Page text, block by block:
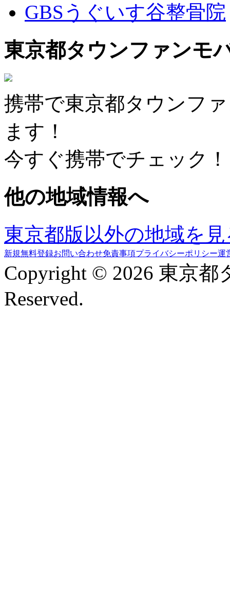
GBSうぐいす谷整骨院
東京都タウンファンモ
携帯で東京都タウンフ
ます！
今すぐ携帯でチェック！
他の地域情報へ
東京都版以外の地域を
新規無料登録お問い合わせ免責事項プライバシーポリシー運
Copyright © 2026 東京
Reserved.